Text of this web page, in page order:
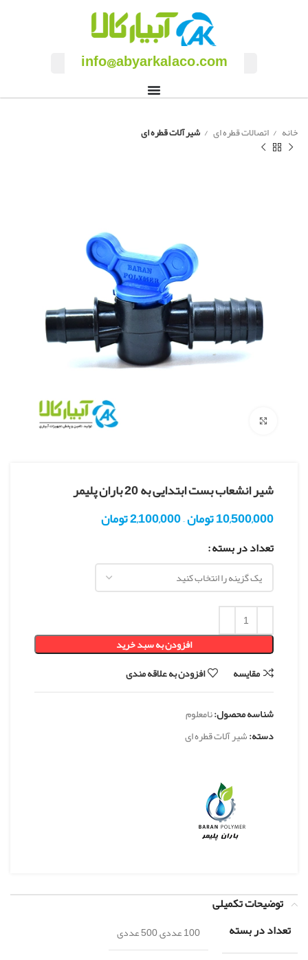
info@abyarkalaco.com
خانه اتصالات قطره ای شیر آلات قطره ای
شیر انشعاب بست ابتدایی به 20 باران پلیمر
10,500,000تومان–
2,100,000تومان
تعداد در بسته
افزودن به سبد خرید
مقایسه
افزودن به علاقه مندی
شناسه محصول:نامعلوم
دسته:شیر آلات قطره ای
توضیحات تکمیلی
تعداد در بسته
100 عددی, 500 عددی